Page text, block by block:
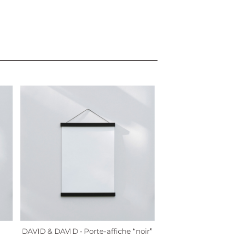
DAVID & DAVID • Porte-affiche “noir”